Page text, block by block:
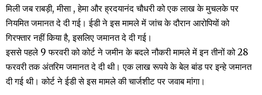
मिली जब राबड़ी, मीसा , हेमा और ह्रदयानंद चौधरी को एक लाख के मुचलके पर
नियमित जमानत दे दी गई। ईडी ने इस मामले में जांच के दौरान आरोपियों को
गिरफ्तार नहीं किया है, इसलिए जमानत दे दी गई।
इससे पहले 9 फरवरी को कोर्ट ने जमीन के बदले नौकरी मामले में इन तीनों को 28
फरवरी तक अंतरिम जमानत दे दी थी। एक लाख रूपये के बेल बांड पर इन्हे जमानत
दी गई थी। कोर्ट ने ईडी से इस मामले की चार्जशीट पर जवाब मांगा।